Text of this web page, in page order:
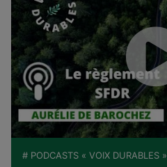
# PODCASTS « VOIX DURABLES »